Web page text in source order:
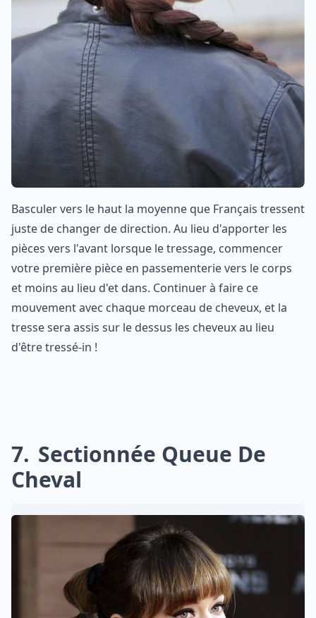
Basculer vers le haut la moyenne que Français tressent
juste de changer de direction. Au lieu d'apporter les
pièces vers l'avant lorsque le tressage, commencer
votre première pièce en passementerie vers le corps
et moins au lieu d'et dans. Continuer à faire ce
mouvement avec chaque morceau de cheveux, et la
tresse sera assis sur le dessus les cheveux au lieu
d'être tressé-in !
7 Sectionnée Queue De
Cheval